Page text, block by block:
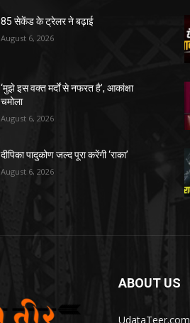
85 सेकेंड के ट्रेलर ने बढ़ाई
August 6, 2026
‘मुझे इस वक्त मर्दों से नफरत है’, आकांक्षा
चमोला
August 6, 2026
दीपिका पादुकोण जल्द पूरा करेंगी ‘राका’
August 6, 2026
ABOUT US